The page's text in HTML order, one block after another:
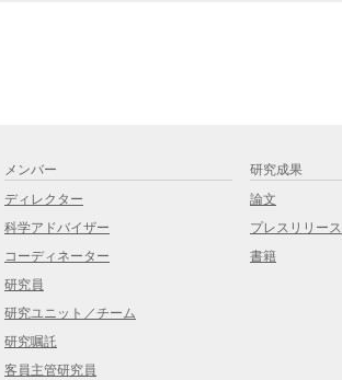
メンバー
ディレクター
科学アドバイザー
コーディネーター
研究員
研究ユニット／チーム
研究嘱託
客員主管研究員
研究成果
論文
プレスリリース
書籍